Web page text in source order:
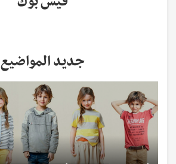
فيس بوك
جديد المواضيع